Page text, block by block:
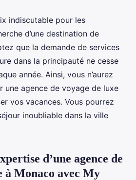
indiscutable pour les
d’une destination de
que la demande de services
dans la principauté ne cesse
année. Ainsi, vous n’aurez
une agence de voyage de luxe
vos vacances. Vous pourrez
inoubliable dans la ville
d’une agence de
à Monaco avec My